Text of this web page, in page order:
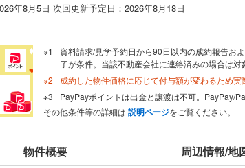
年8月5日 次回更新予定日：2026年8月18日
資料請求/見学予約日から90日以内の成約報告お
了が条件。当該不動産会社に連絡済みの場合は対
成約した物件価格に応じて付与額が変わるため実
PayPayポイントは出金と譲渡は不可。PayPay/
その他条件等の詳細は 説明ページをご覧ください。
物件概要 周辺情報/地